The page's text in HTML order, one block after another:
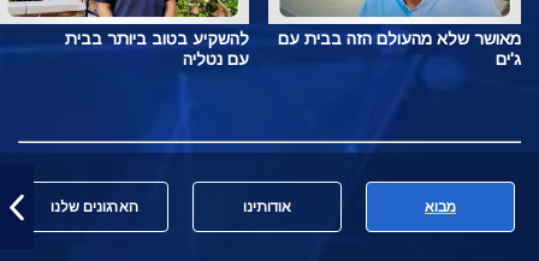
מאושר שלא מהעולם הזה בבית עם
ג'ים
להשקיע בטוב ביותר בבית
עם נטליה
מבוא אודותינו הארגונים שלנו